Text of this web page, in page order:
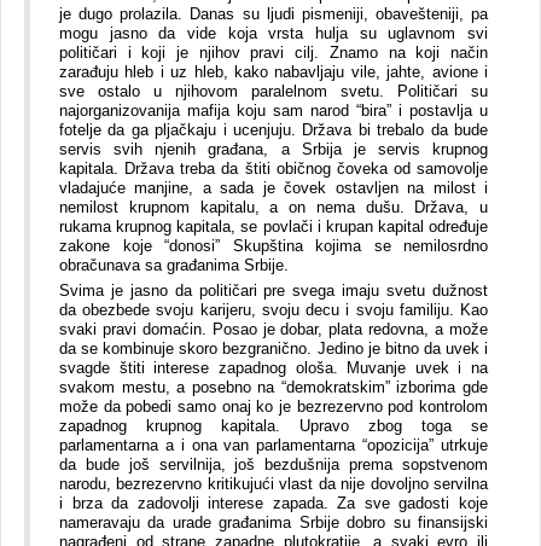
je dugo prolazila. Danas su ljudi pismeniji, obavešteniji, pa
mogu jasno da vide koja vrsta hulja su uglavnom svi
političari i koji je njihov pravi cilj. Znamo na koji način
zarađuju hleb i uz hleb, kako nabavljaju vile, jahte, avione i
sve ostalo u njihovom paralelnom svetu. Političari su
najorganizovanija mafija koju sam narod “bira” i postavlja u
fotelje da ga pljačkaju i ucenjuju. Država bi trebalo da bude
servis svih njenih građana, a Srbija je servis krupnog
kapitala. Država treba da štiti običnog čoveka od samovolje
vladajuće manjine, a sada je čovek ostavljen na milost i
nemilost krupnom kapitalu, a on nema dušu. Država, u
rukama krupnog kapitala, se povlači i krupan kapital određuje
zakone koje “donosi” Skupština kojima se nemilosrdno
obračunava sa građanima Srbije.
Svima je jasno da političari pre svega imaju svetu dužnost
da obezbede svoju karijeru, svoju decu i svoju familiju. Kao
svaki pravi domaćin. Posao je dobar, plata redovna, a može
da se kombinuje skoro bezgranično. Jedino je bitno da uvek i
svagde štiti interese zapadnog ološa. Muvanje uvek i na
svakom mestu, a posebno na “demokratskim” izborima gde
može da pobedi samo onaj ko je bezrezervno pod kontrolom
zapadnog krupnog kapitala. Upravo zbog toga se
parlamentarna a i ona van parlamentarna “opozicija” utrkuje
da bude još servilnija, još bezdušnija prema sopstvenom
narodu, bezrezervno kritikujući vlast da nije dovoljno servilna
i brza da zadovolji interese zapada. Za sve gadosti koje
nameravaju da urade građanima Srbije dobro su finansijski
nagrađeni od strane zapadne plutokratije, a svaki evro ili